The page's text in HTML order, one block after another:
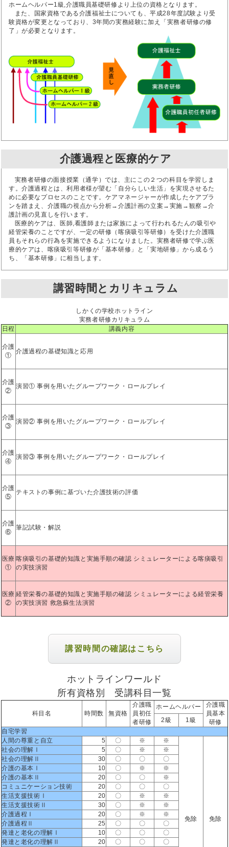
ホームヘルパー1級,介護職員基礎研修より上位の資格となります。
また、国家資格である介護福祉士についても、平成28年度試験より受
験資格が変更となっており、3年間の実務経験に加え「実務者研修の修
了」が必要となります。
介護過程と医療的ケア
実務者研修の面接授業（通学）では、主にこの２つの科目を学習しま
す。介護過程とは、利用者様が望む「自分らしい生活」を実現させるた
めに必要なプロセスのことです。ケアマネージャーが作成したケアプラ
ンを踏まえ、介護職の視点から分析→介護計画の立案→実施→観察→介
護計画の見直しを行います。
医療的ケアは、医師,看護師または家族によって行われるたんの吸引や
経管栄養のことですが、一定の研修（喀痰吸引等研修）を受けた介護職
員もそれらの行為を実施できるようになりました。実務者研修で学ぶ医
療的ケアは、喀痰吸引等研修が「基本研修」と「実地研修」から成るう
ち、「基本研修」に相当します。
講習時間とカリキュラム
しかくの学校ホットライン
実務者研修カリキュラム
日程
講義内容
介護
①
介護過程の基礎知識と応用
介護
②
演習① 事例を用いたグループワーク・ロールプレイ
介護
③
演習② 事例を用いたグループワーク・ロールプレイ
介護
④
演習③ 事例を用いたグループワーク・ロールプレイ
介護
⑤
テキストの事例に基づいた介護技術の評価
介護
⑥
筆記試験・解説
医療
①
喀痰吸引の基礎的知識と実施手順の確認 シミュレーターによる喀痰吸引
の実技演習
医療
②
経管栄養の基礎的知識と実施手順の確認 シミュレーターによる経管栄養
の実技演習 救急蘇生法演習
講習時間の確認はこちら
ホットラインワールド
所有資格別 受講科目一覧
科目名 時間数 無資格
介護職
員初任
者研修
ホームヘルパー
介護職
員基本
研修
2級
1級
自宅学習
人間の尊重と自立
5 〇 ※ ※
免除 免除
社会の理解Ⅰ 5 〇 ※
※
社会の理解Ⅱ
30 〇 〇
〇
介護の基本Ⅰ
10 〇 ※
※
介護の基本Ⅱ
20 〇 〇
※
コミュニケーション技術
20 〇 〇
〇
生活支援技術Ⅰ
20 〇 ※
※
生活支援技術Ⅱ
30 〇 ※
※
介護過程Ⅰ
20 〇 ※
※
介護過程Ⅱ
25 〇 〇
〇
発達と老化の理解Ⅰ
10 〇 〇
〇
発達と老化の理解Ⅱ
20 〇 〇 〇